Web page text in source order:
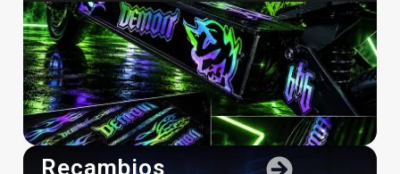
Recambios